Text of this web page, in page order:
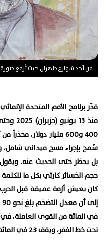
من أحد شوارع طهران حيث تُرفع صورة
400 و600 مليار دولار،
سُمح بإجراء مسح ميداني شامل،
بل يحظر حتى الحديث عنه. ويقول
حجم الخسائر كارثي بكل ما
كان يعيش أزمة عميقة قبل
تحت خط الفقر، ويقف 23 في المائة آخرون على حافته.